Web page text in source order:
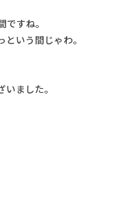
すね。
いう間じゃわ。
ました。